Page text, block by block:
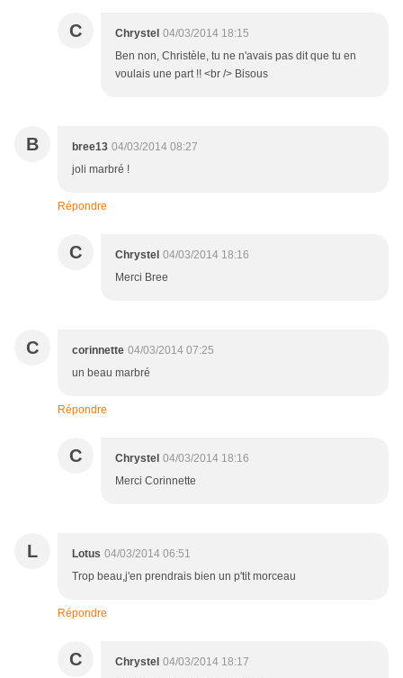
C Chrystel 04/03/2014 18:15
Ben non, Christèle, tu ne n'avais pas dit que tu en
voulais une part !! <br /> Bisous
B bree13 04/03/2014 08:27
joli marbré !
Répondre
C Chrystel 04/03/2014 18:16
Merci Bree
C corinnette 04/03/2014 07:25
un beau marbré
Répondre
C Chrystel 04/03/2014 18:16
Merci Corinnette
L Lotus 04/03/2014 06:51
Trop beau,j'en prendrais bien un p'tit morceau
Répondre
C Chrystel 04/03/2014 18:17